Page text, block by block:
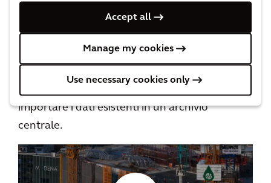
Accept all
Manage my cookies
Use necessary cookies only
di progettazione e fasi di progetto diverse.
Cost Clarity può essere integrato con il
importare i dati esistenti in un archivio
centrale.